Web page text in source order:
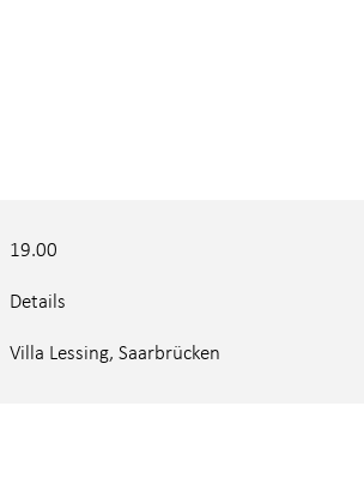
19.00
Details
Villa Lessing, Saarbrücken